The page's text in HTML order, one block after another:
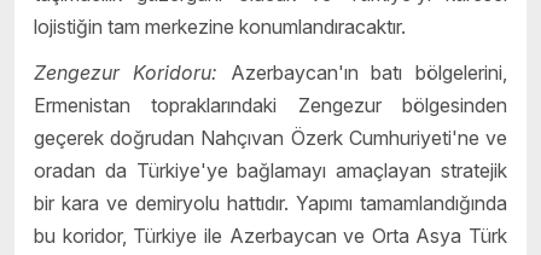
lojistiğin tam merkezine konumlandıracaktır.
Zengezur Koridoru: Azerbaycan'ın batı bölgelerini,
Ermenistan topraklarındaki Zengezur bölgesinden
geçerek doğrudan Nahçıvan Özerk Cumhuriyeti'ne ve
oradan da Türkiye'ye bağlamayı amaçlayan stratejik
bir kara ve demiryolu hattıdır. Yapımı tamamlandığında
bu koridor, Türkiye ile Azerbaycan ve Orta Asya Türk